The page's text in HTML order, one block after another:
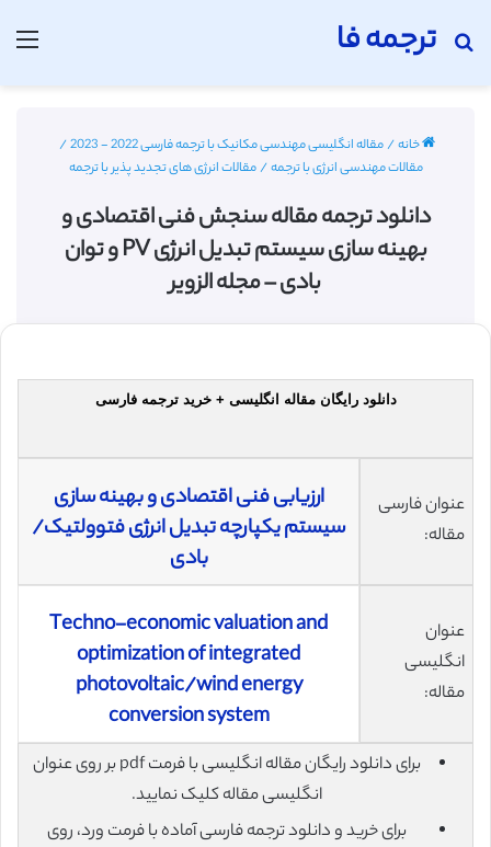
ترجمه فا
جستجو برای
خانه/مقاله انگلیسی مهندسی مکانیک با ترجمه فارسی 2022 - 2023
/
مقالات مهندسی انرژی با ترجمه/مقالات انرژی های تجدید پذیر با ترجمه
دانلود ترجمه مقاله سنجش فنی اقتصادی و
بهینه سازی سیستم تبدیل انرژی PV و توان
بادی – مجله الزویر
دانلود رایگان مقاله انگلیسی + خرید ترجمه فارسی
عنوان فارسی
مقاله:
ارزیابی فنی اقتصادی و بهینه سازی
سیستم یکپارچه تبدیل انرژی فتوولتیک/
بادی
عنوان
انگلیسی
مقاله:
Techno-economic valuation and
optimization of integrated
photovoltaic/wind energy
conversion system
برای دانلود رایگان مقاله انگلیسی با فرمت pdf بر روی عنوان
انگلیسی مقاله کلیک نمایید.
برای خرید و دانلود ترجمه فارسی آماده با فرمت ورد، روی